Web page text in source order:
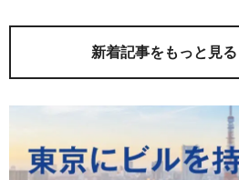
新着記事をもっと見る